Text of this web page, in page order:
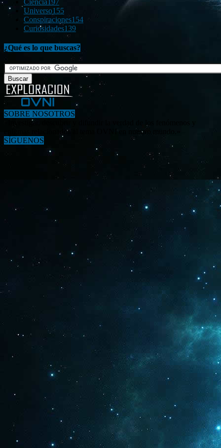
Ciencia197
Universo155
Conspiraciones154
Curiosidades139
¿Qué es lo que buscas?
SOBRE NOSOTROS
«Investigar, descubrir y difundir la verdad de los fenómenos y
enigmas relacionados al tema OVNI en nuestro mundo.»
SÍGUENOS